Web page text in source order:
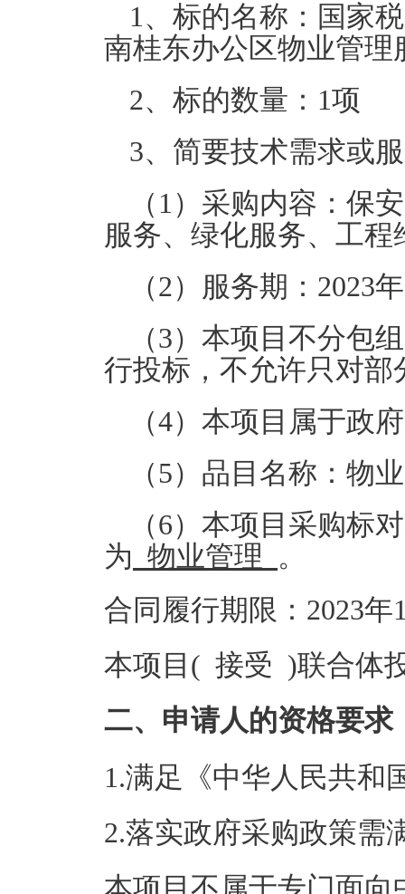
1、标的名称：国家
南桂东办公区物业管理
2、标的数量：1项
3、简要技术需求或
（1）采购内容：保
服务、绿化服务、工
（2）服务期：2023
（3）本项目不分包
行投标，不允许只对部
（4）本项目属于政
（5）品目名称：物
（6）本项目采购标
为 物业管理 。
合同履行期限：2023年
本项目( 接受 )联合体
二、申请人的资格要求
1.满足《中华人民共和
2.落实政府采购政策需